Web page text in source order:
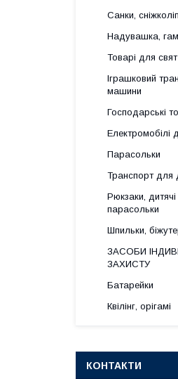
Санки,
Надувашка,
Товарі для свят
Іграшковий
машини
Господарські
Електромобілі
Парасольки
Транспорт для
Рюкзаки,
парасольки
Шпильки,
ЗАСОБИ
ЗАХИСТУ
Батарейки
Квілінг, орігамі
КОНТАКТИ